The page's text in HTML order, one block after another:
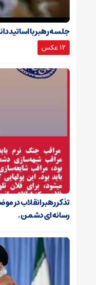
جلسه رهبر با اساتید
12 عکس
تذکر رهبر انقلاب در
رسانه ای دشمن.